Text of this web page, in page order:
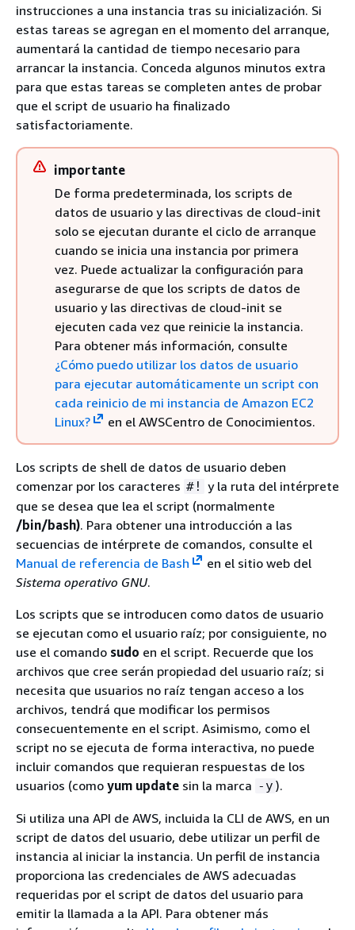
instrucciones a una instancia tras su inicialización. Si
estas tareas se agregan en el momento del arranque,
aumentará la cantidad de tiempo necesario para
arrancar la instancia. Conceda algunos minutos extra
para que estas tareas se completen antes de probar
que el script de usuario ha finalizado
satisfactoriamente.
importante
De forma predeterminada, los scripts de
datos de usuario y las directivas de cloud-init
solo se ejecutan durante el ciclo de arranque
cuando se inicia una instancia por primera
vez. Puede actualizar la configuración para
asegurarse de que los scripts de datos de
usuario y las directivas de cloud-init se
ejecuten cada vez que reinicie la instancia.
Para obtener más información, consulte
¿Cómo puedo utilizar los datos de usuario
para ejecutar automáticamente un script con
cada reinicio de mi instancia de Amazon EC2
Linux?
en el AWSCentro de Conocimientos.
Los scripts de shell de datos de usuario deben
comenzar por los caracteres #! y la ruta del intérprete
que se desea que lea el script (normalmente
/bin/bash). Para obtener una introducción a las
secuencias de intérprete de comandos, consulte el
Manual de referencia de Bash
en el sitio web del
Sistema operativo GNU.
Los scripts que se introducen como datos de usuario
se ejecutan como el usuario raíz; por consiguiente, no
use el comando sudo en el script. Recuerde que los
archivos que cree serán propiedad del usuario raíz; si
necesita que usuarios no raíz tengan acceso a los
archivos, tendrá que modificar los permisos
consecuentemente en el script. Asimismo, como el
script no se ejecuta de forma interactiva, no puede
incluir comandos que requieran respuestas de los
usuarios (como yum update sin la marca -y ).
Si utiliza una API de AWS, incluida la CLI de AWS, en un
script de datos del usuario, debe utilizar un perfil de
instancia al iniciar la instancia. Un perfil de instancia
proporciona las credenciales de AWS adecuadas
requeridas por el script de datos del usuario para
emitir la llamada a la API. Para obtener más